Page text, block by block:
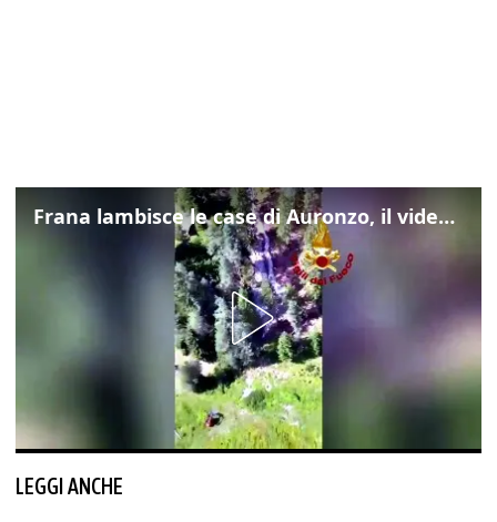
Frana lambisce le case di Auronzo, il video dall'elicottero dei vigili del fuoco
LEGGI ANCHE